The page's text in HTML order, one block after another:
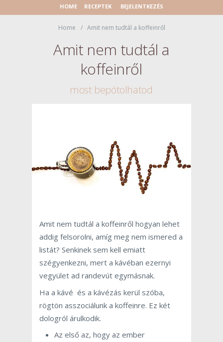
HOME RECEPTEK BEJELENTKEZÉS
Home Amit nem tudtál a koffeinről
Amit nem tudtál a
koffeinről
most bepótolhatod
Amit nem tudtál a koffeinről hogyan lehet
addig felsorolni, amíg meg nem ismered a
listát? Senkinek sem kell emiatt
szégyenkezni, mert a kávéban ezernyi
vegyület ad randevút egymásnak.
Ha a kávé és a kávézás kerül szóba,
rögtön asszociálunk a koffeinre. Ez két
dologról árulkodik.
Az első az, hogy az ember